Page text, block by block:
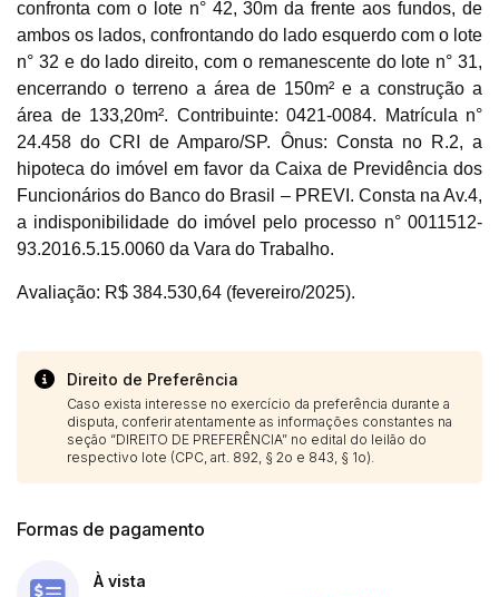
confronta com o lote n° 42, 30m da frente aos fundos, de
ambos os lados, confrontando do lado esquerdo com o lote
n° 32 e do lado direito, com o remanescente do lote n° 31,
encerrando o terreno a área de 150m² e a construção a
área de 133,20m². Contribuinte: 0421-0084. Matrícula n°
24.458 do CRI de Amparo/SP. Ônus: Consta no R.2, a
hipoteca do imóvel em favor da Caixa de Previdência dos
Funcionários do Banco do Brasil – PREVI. Consta na Av.4,
a indisponibilidade do imóvel pelo processo n° 0011512-
93.2016.5.15.0060 da Vara do Trabalho.
Avaliação: R$ 384.530,64 (fevereiro/2025).
Direito de Preferência
Caso exista interesse no exercício da preferência durante a
disputa, conferir atentamente as informações constantes na
seção “DIREITO DE PREFERÊNCIA” no edital do leilão do
respectivo lote (CPC, art. 892, § 2o e 843, § 1o).
Formas de pagamento
À vista
Envie sua Proposta
(Art. 895, CPC)
Histórico de Propostas
14/04/2025 18:43:11 TIAGOFELIPE R$ 1,00
14/04/2025 18:43:11 TIAGOFELIPE R$ 1,00
14/04/2025 18:43:11 TIAGOFELIPE R$ 1,00
Clique aqui para fazer login
Habilite-se para efetuar lances ou
propostas